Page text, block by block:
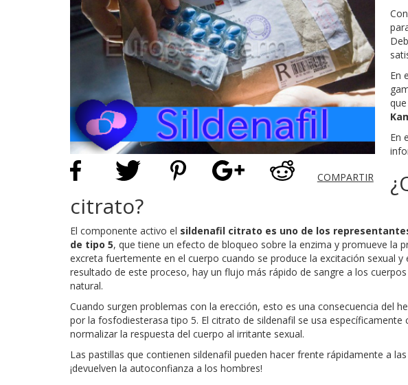
COMPARTIR
En
En
citrato?
El componente activo el sildenafil citrato es uno de los
de tipo 5, que tiene un efecto de bloqueo sobre la enzima y promueve la
excreta fuertemente en el cuerpo cuando se produce la excitación sexual
resultado de este proceso, hay un flujo más rápido de sangre a los
natural.
Cuando surgen problemas con la erección, esto es una consecuencia del
por la fosfodiesterasa tipo 5. El citrato de sildenafil se usa específicamente
normalizar la respuesta del cuerpo al irritante sexual.
Las pastillas que contienen sildenafil pueden hacer frente rápidamente a
¡devuelven la autoconfianza a los hombres!